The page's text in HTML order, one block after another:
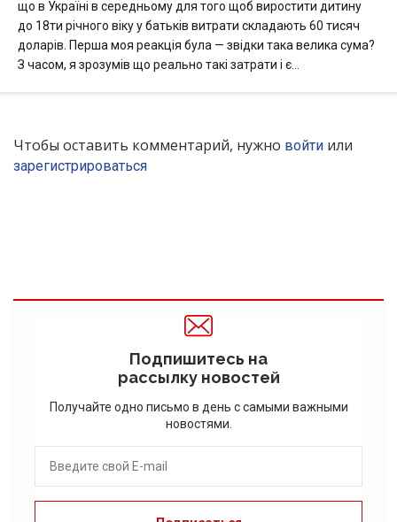
що в Україні в середньому для того щоб виростити дитину
до 18ти річного віку у батьків витрати складають 60 тисяч
доларів. Перша моя реакція була — звідки така велика сума?
З часом, я зрозумів що реально такі затрати і є…
Чтобы оставить комментарий, нужно войти или
зарегистрироваться
Подпишитесь на
рассылку новостей
Получайте одно письмо в день с самыми важными
новостями.